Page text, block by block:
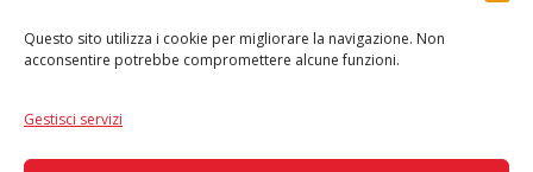
Questo sito utilizza i cookie per migliorare la navigazione. Non
acconsentire potrebbe compromettere alcune funzioni.
Gestisci servizi